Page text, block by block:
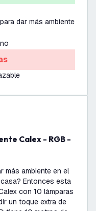
dar más ambiente
más ambiente en el
Entonces esta
con 10 lámparas
un toque extra de